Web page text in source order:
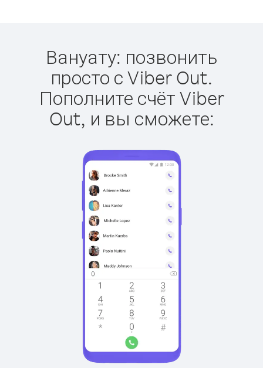
Вануату: позвонить
просто с Viber Out.
Пополните счёт Viber
Out, и вы сможете: